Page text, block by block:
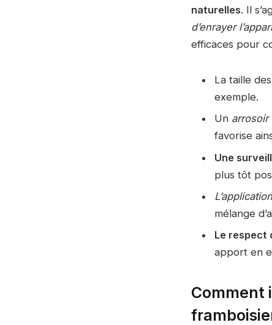
naturelles. Il
d’enrayer
efficaces pour
La taille
exemple.
Un arrosoir
favorise
Une
plus tôt
L’application
mélange
Le respect
apport en
Comment